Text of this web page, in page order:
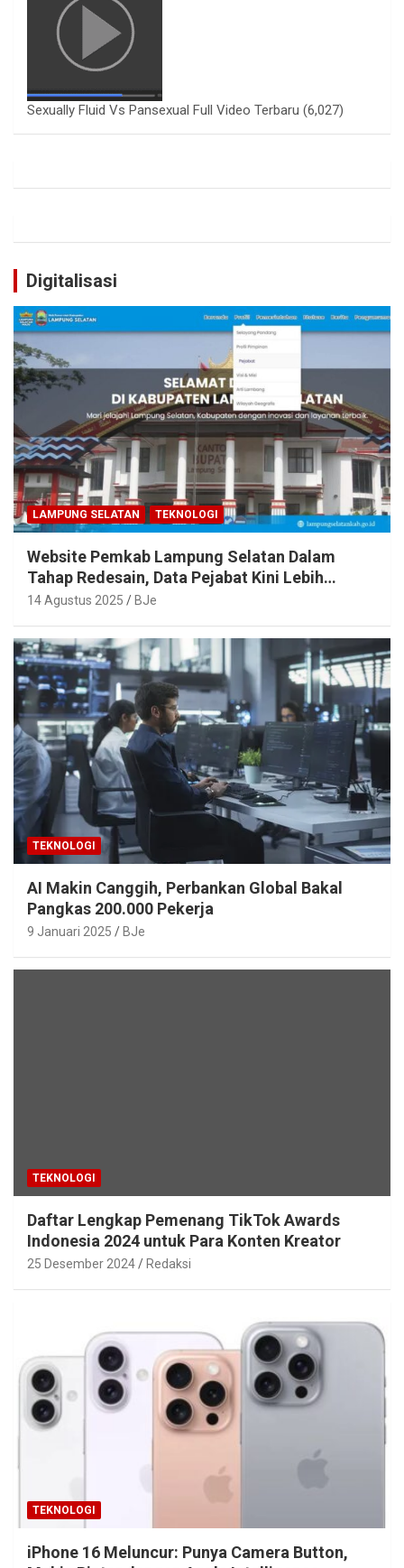
Sexually Fluid Vs Pansexual Full Video Terbaru (6,027)
Digitalisasi
LAMPUNG SELATAN TEKNOLOGI
Website Pemkab Lampung Selatan Dalam
Tahap Redesain, Data Pejabat Kini Lebih
Mudah Diakses
14 Agustus 2025 BJe
TEKNOLOGI
AI Makin Canggih, Perbankan Global Bakal
Pangkas 200.000 Pekerja
9 Januari 2025 BJe
TEKNOLOGI
Daftar Lengkap Pemenang TikTok Awards
Indonesia 2024 untuk Para Konten Kreator
25 Desember 2024 Redaksi
TEKNOLOGI
iPhone 16 Meluncur: Punya Camera Button,